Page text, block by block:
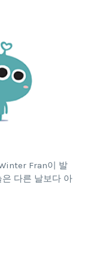
Fran이 발
다른 날보다 아